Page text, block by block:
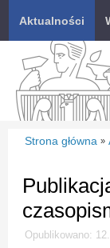
Aktualności
Strona główna »
Opublikowano: